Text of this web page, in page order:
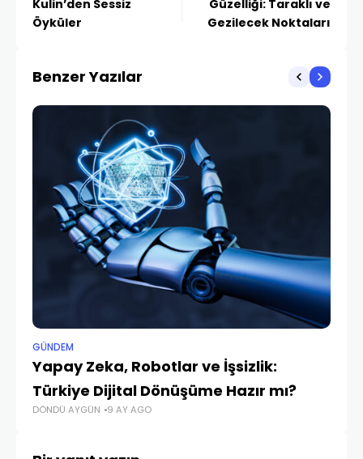
Kulin’den Sessiz
Öyküler
Güzelliği: Taraklı ve
Gezilecek Noktaları
Benzer Yazılar
GÜNDEM
Yapay Zeka, Robotlar ve İşsizlik:
Türkiye Dijital Dönüşüme Hazır mı?
DÖNDÜ AYGÜN 9 AY AGO